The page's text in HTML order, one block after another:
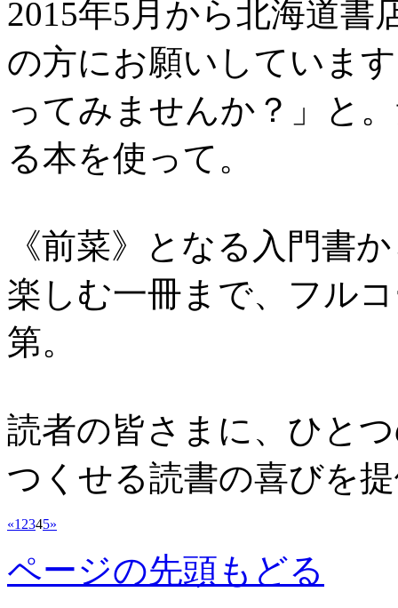
2015年5月から北海道書
の方にお願いしていま
ってみませんか？」と
る本を使って。
《前菜》となる入門書
楽しむ一冊まで、フル
第。
読者の皆さまに、ひと
つくせる読書の喜びを
«12345»
ページの先頭もどる